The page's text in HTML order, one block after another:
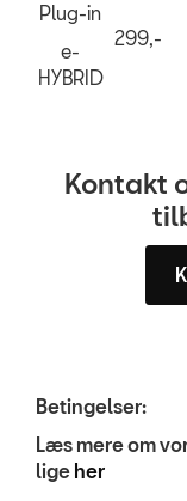
Plug-in
e-
HYBRID
299,-
Kontakt
Betingelser:
Læs mere om
lige her